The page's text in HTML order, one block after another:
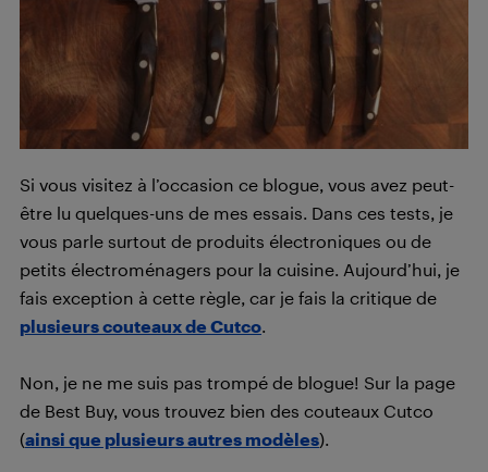
Si vous visitez à l’occasion ce blogue, vous avez peut-
être lu quelques-uns de mes essais. Dans ces tests, je
vous parle surtout de produits électroniques ou de
petits électroménagers pour la cuisine. Aujourd’hui, je
fais exception à cette règle, car je fais la critique de
plusieurs couteaux de Cutco.
Non, je ne me suis pas trompé de blogue! Sur la page
de Best Buy, vous trouvez bien des couteaux Cutco
(ainsi que plusieurs autres modèles).